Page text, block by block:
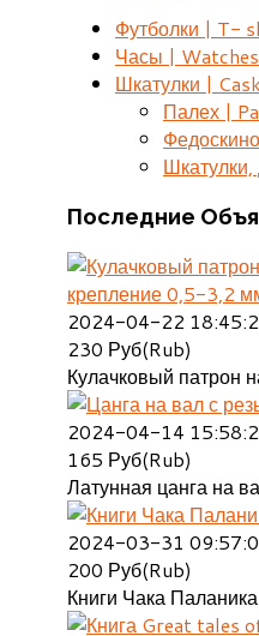
Футболки | T-
Часы | Watches
Шкатулки |
Палех |
Последние
крепление 0,5-3,2
2024-04-22
230 Руб(Rub)
Кулачковый патрон
2024-04-14
165 Руб(Rub)
Латунная цанга на
2024-03-31
200 Руб(Rub)
Книги Чака